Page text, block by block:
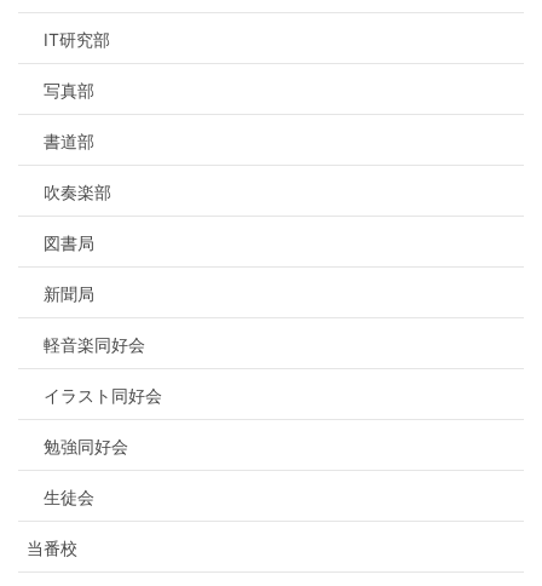
IT研究部
写真部
書道部
吹奏楽部
図書局
新聞局
軽音楽同好会
イラスト同好会
勉強同好会
生徒会
当番校